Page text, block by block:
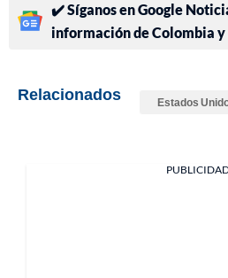
✔️ Síganos en Google
información de Colombia y
Relacionados Estados